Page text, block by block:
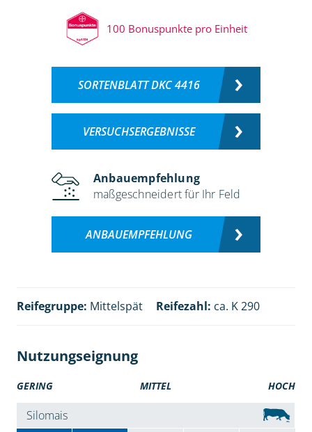
100 Bonuspunkte pro Einheit
SORTENBLATT DKC 4416
VERSUCHSERGEBNISSE
Anbauempfehlung
maßgeschneidert für Ihr Feld
ANBAUEMPFEHLUNG
Reifegruppe: Mittelspät Reifezahl: ca. K 290
Nutzungseignung
GERING MITTEL HOCH
Silomais